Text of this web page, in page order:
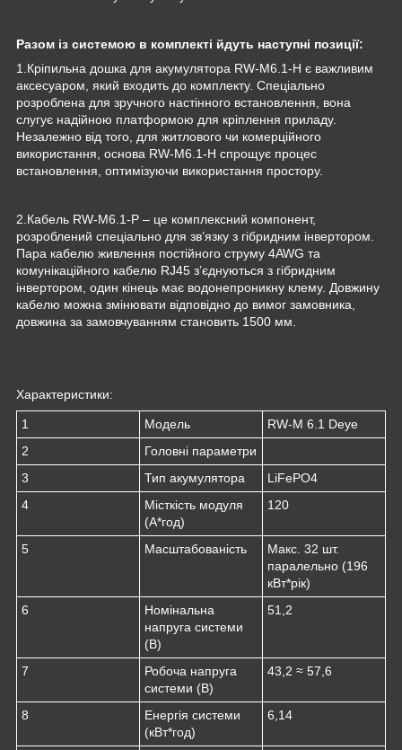
Разом із системою в комплекті йдуть наступні позиції:
1.Кріпильна дошка для акумулятора RW-M6.1-H є важливим
аксесуаром, який входить до комплекту. Спеціально
розроблена для зручного настінного встановлення, вона
слугує надійною платформою для кріплення приладу.
Незалежно від того, для житлового чи комерційного
використання, основа RW-M6.1-H спрощує процес
встановлення, оптимізуючи використання простору.
2.Кабель RW-M6.1-P – це комплексний компонент,
розроблений спеціально для зв’язку з гібридним інвертором.
Пара кабелю живлення постійного струму 4AWG та
комунікаційного кабелю RJ45 з’єднуються з гібридним
інвертором, один кінець має водонепроникну клему. Довжину
кабелю можна змінювати відповідно до вимог замовника,
довжина за замовчуванням становить 1500 мм.
Характеристики:
1 Модель
RW-M 6.1 Deye
2
Головні параметри
3
Тип акумулятора
LiFePO4
4
Місткість модуля
(А*год)
120
5 Масштабованість
Макс. 32 шт.
паралельно (196
кВт*рік)
6
Номінальна
напруга системи
(В)
51,2
7
Робоча напруга
системи (В)
43,2 ≈ 57,6
8
Енергія системи
(кВт*год)
6,14